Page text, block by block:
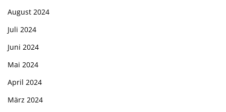
August 2024
Juli 2024
Juni 2024
Mai 2024
April 2024
März 2024